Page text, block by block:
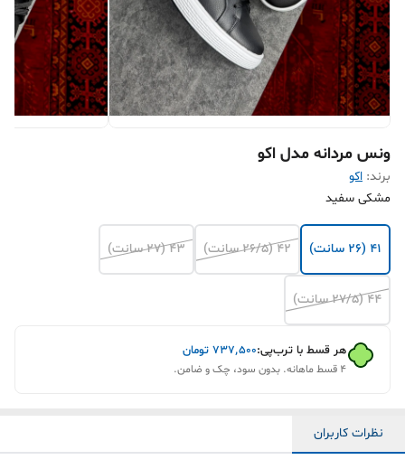
ونس مردانه مدل اکو
برند: اکو
مشکی سفید
41 (26 سانت) 42 (26/5 سانت) 43 (27 سانت)
44 (27/5 سانت)
هر قسط با ترب‌پی:۷۳۷٬۵۰۰ تومان
۴ قسط ماهانه. بدون سود، چک و ضامن.
نظرات کاربران